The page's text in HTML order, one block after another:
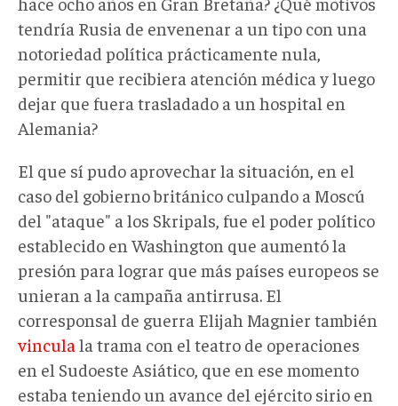
tendría Rusia de envenenar a un tipo con una
notoriedad política prácticamente nula,
permitir que recibiera atención médica y luego
dejar que fuera trasladado a un hospital en
Alemania?
El que sí pudo aprovechar la situación, en el
caso del gobierno británico culpando a Moscú
del "ataque" a los Skripals, fue el poder político
establecido en Washington que aumentó la
presión para lograr que más países europeos se
unieran a la campaña antirrusa. El
corresponsal de guerra Elijah Magnier también
vincula la trama con el teatro de operaciones
en el Sudoeste Asiático, que en ese momento
estaba teniendo un avance del ejército sirio en